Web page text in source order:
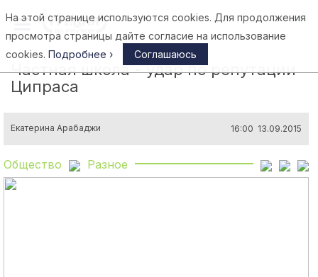
Афины
Частная школа - удар по репутации
Ципраса
Екатерина Арабаджи 16:00 13.09.2015
Общество Разное
На этой странице используются cookies. Для продолжения
просмотра страницы дайте согласие на использование
cookies. Подробнее › Соглашаюсь